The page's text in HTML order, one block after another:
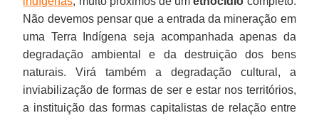
Não devemos pensar que a entrada da mineração em
uma Terra Indígena seja acompanhada apenas da
degradação ambiental e da destruição dos bens
naturais. Virá também a degradação cultural, a
inviabilização de formas de ser e estar nos territórios,
a instituição das formas capitalistas de relação entre